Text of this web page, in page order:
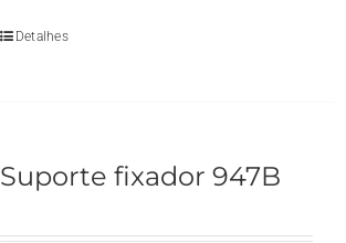
Detalhes
Suporte fixador 947B